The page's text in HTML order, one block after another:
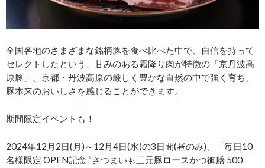
全国各地のさまざまな銘柄豚を食べ比べた中で、自信を持って
セレクトしたという、甘みのある霜降り肉が特徴の「京丹波高
原豚」。京都・丹波高原の厳しく豊かな自然の中で強く育ち、
豚本来のおいしさを感じることができます。
期間限定イベントも！
2024年12月2日(月)～12月4日(水)の3日間(昼のみ)、「毎日10
名様限定 OPEN記念 “さつまいも三元豚ロースかつ御膳 500